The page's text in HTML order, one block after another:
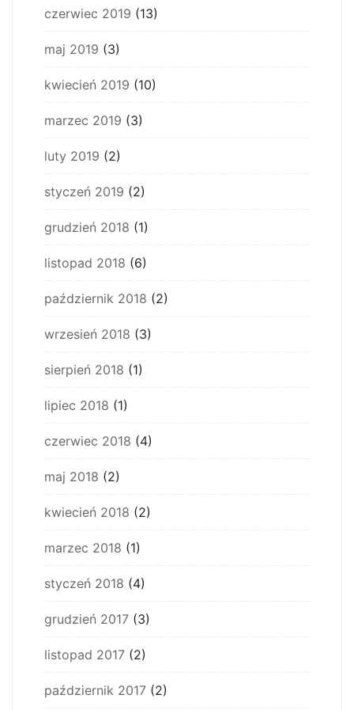
czerwiec 2019 (13)
maj 2019 (3)
kwiecień 2019 (10)
marzec 2019 (3)
luty 2019 (2)
styczeń 2019 (2)
grudzień 2018 (1)
listopad 2018 (6)
październik 2018 (2)
wrzesień 2018 (3)
sierpień 2018 (1)
lipiec 2018 (1)
czerwiec 2018 (4)
maj 2018 (2)
kwiecień 2018 (2)
marzec 2018 (1)
styczeń 2018 (4)
grudzień 2017 (3)
listopad 2017 (2)
październik 2017 (2)